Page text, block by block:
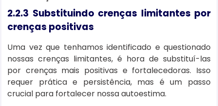
2.2.3 Substituindo crenças limitantes por
crenças positivas
Uma vez que tenhamos identificado e questionado
nossas crenças limitantes, é hora de substituí-las
por crenças mais positivas e fortalecedoras. Isso
requer prática e persistência, mas é um passo
crucial para fortalecer nossa autoestima.